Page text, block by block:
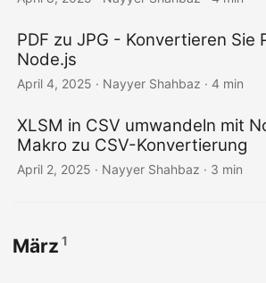
PDF zu JPG - Konvertieren Sie
Node.js
April 4, 2025 · Nayyer Shahbaz · 4 min
XLSM in CSV umwandeln mit
Makro zu CSV-Konvertierung
April 2, 2025 · Nayyer Shahbaz · 3 min
März 1